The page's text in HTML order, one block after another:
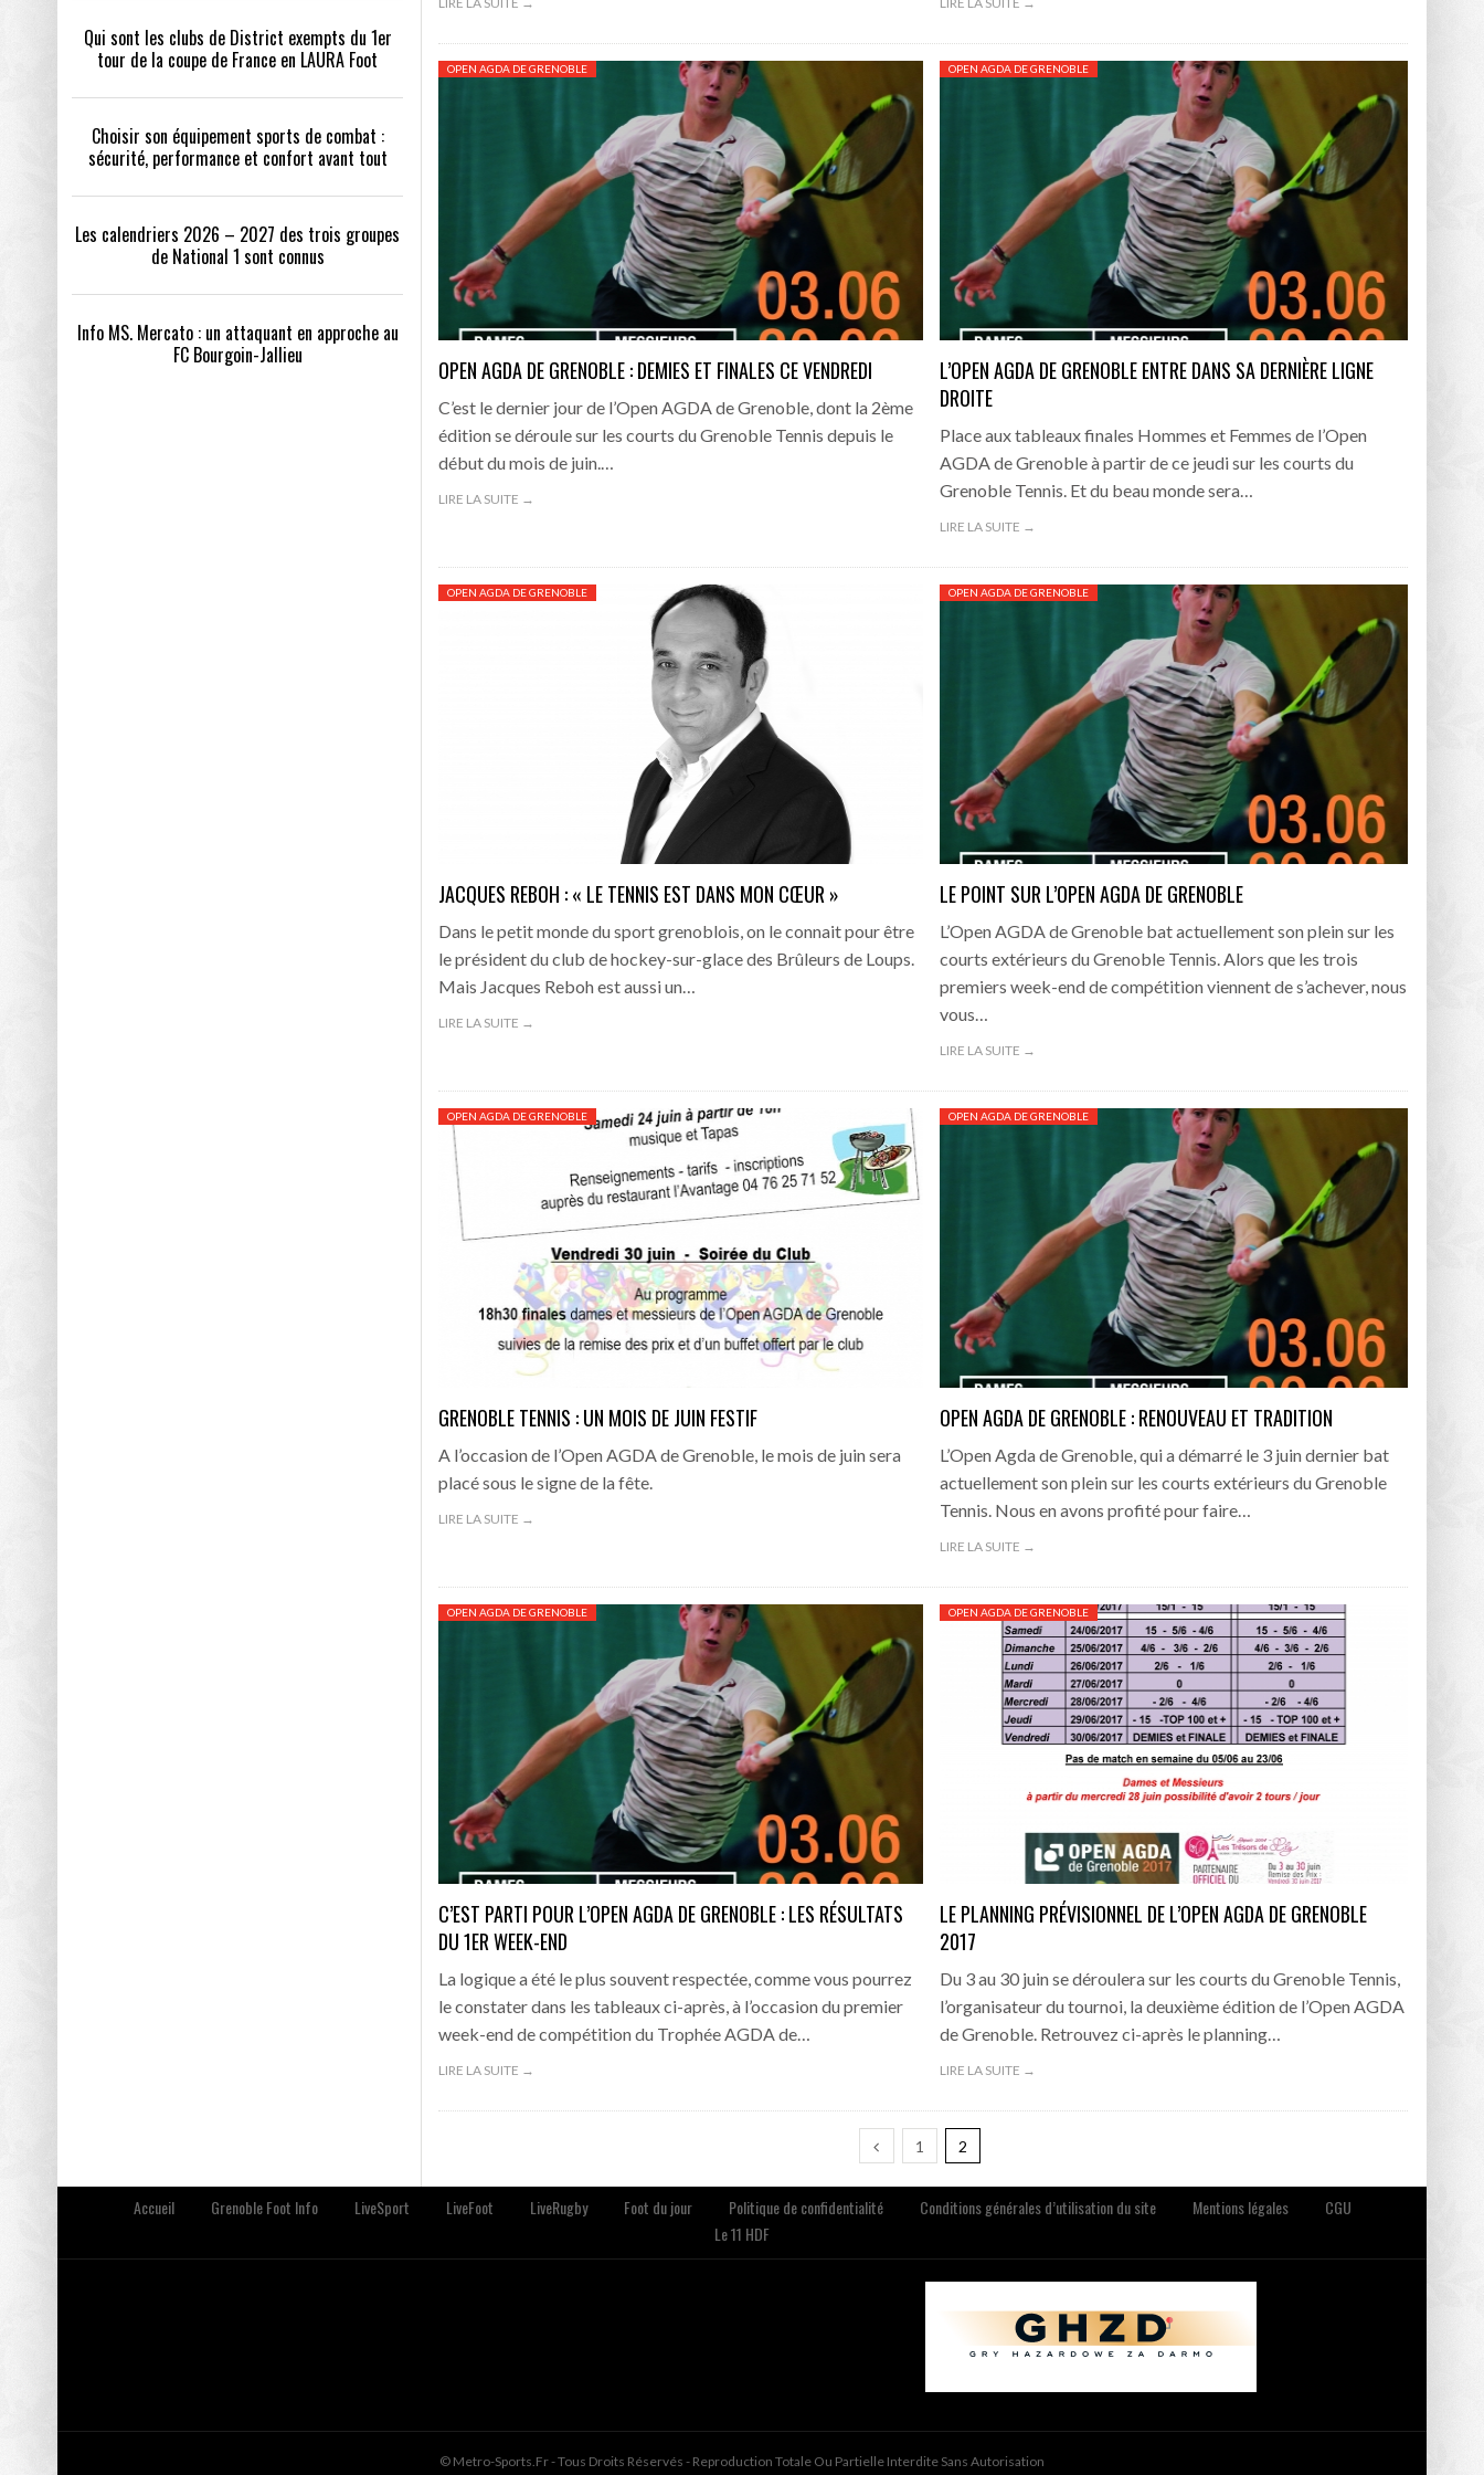
OPEN AGDA DE GRENOBLE
OPEN AGDA DE GRENOBLE : DEMIES ET FINALES CE VENDREDI
C’est le dernier jour de l’Open AGDA de Grenoble, dont la 2ème
édition se déroule sur les courts du Grenoble Tennis depuis le
début du mois de juin.…
LIRE LA SUITE →
OPEN AGDA DE GRENOBLE
L’OPEN AGDA DE GRENOBLE ENTRE DANS SA DERNIÈRE LIGNE
DROITE
Place aux tableaux finales Hommes et Femmes de l’Open
AGDA de Grenoble à partir de ce jeudi sur les courts du
Grenoble Tennis. Et du beau monde sera…
LIRE LA SUITE →
OPEN AGDA DE GRENOBLE
JACQUES REBOH : « LE TENNIS EST DANS MON CŒUR »
Dans le petit monde du sport grenoblois, on le connait pour être
le président du club de hockey-sur-glace des Brûleurs de Loups.
Mais Jacques Reboh est aussi un…
LIRE LA SUITE →
OPEN AGDA DE GRENOBLE
LE POINT SUR L’OPEN AGDA DE GRENOBLE
L’Open AGDA de Grenoble bat actuellement son plein sur les
courts extérieurs du Grenoble Tennis. Alors que les trois
premiers week-end de compétition viennent de s’achever, nous
vous…
LIRE LA SUITE →
OPEN AGDA DE GRENOBLE
GRENOBLE TENNIS : UN MOIS DE JUIN FESTIF
A l’occasion de l’Open AGDA de Grenoble, le mois de juin sera
placé sous le signe de la fête.
LIRE LA SUITE →
OPEN AGDA DE GRENOBLE
OPEN AGDA DE GRENOBLE : RENOUVEAU ET TRADITION
L’Open Agda de Grenoble, qui a démarré le 3 juin dernier bat
actuellement son plein sur les courts extérieurs du Grenoble
Tennis. Nous en avons profité pour faire…
LIRE LA SUITE →
OPEN AGDA DE GRENOBLE
C’EST PARTI POUR L’OPEN AGDA DE GRENOBLE : LES RÉSULTATS
DU 1ER WEEK-END
La logique a été le plus souvent respectée, comme vous pourrez
le constater dans les tableaux ci-après, à l’occasion du premier
week-end de compétition du Trophée AGDA de…
LIRE LA SUITE →
OPEN AGDA DE GRENOBLE
LE PLANNING PRÉVISIONNEL DE L’OPEN AGDA DE GRENOBLE
2017
Du 3 au 30 juin se déroulera sur les courts du Grenoble Tennis,
l’organisateur du tournoi, la deuxième édition de l’Open AGDA
de Grenoble. Retrouvez ci-après le planning…
LIRE LA SUITE →
1 2
Qui sont les clubs de District exempts du 1er
tour de la coupe de France en LAURA Foot
Choisir son équipement sports de combat :
sécurité, performance et confort avant tout
Les calendriers 2026 – 2027 des trois groupes
de National 1 sont connus
Info MS. Mercato : un attaquant en approche au
FC Bourgoin-Jallieu
Accueil Grenoble Foot Info LiveSport LiveFoot LiveRugby Foot du jour Politique de confidentialité Conditions générales d’utilisation du site Mentions légales
CGU
Le 11 HDF
© Metro-Sports.fr - Tous Droits Réservés - Reproduction Totale Ou Partielle Interdite Sans Autorisation